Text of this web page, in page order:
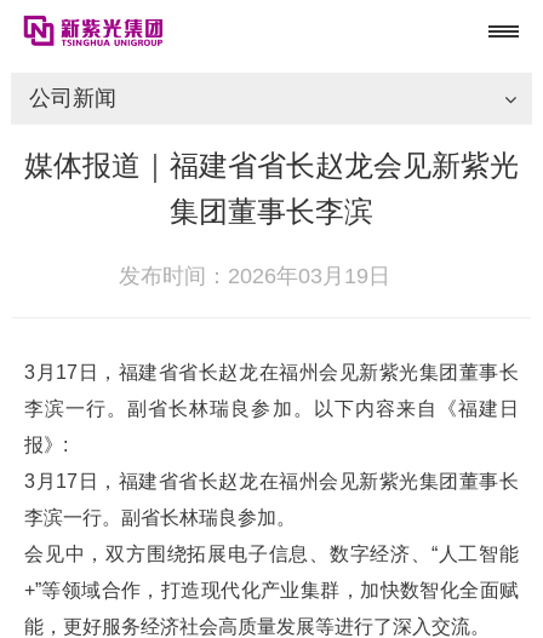
公司新闻
媒体报道｜福建省省长赵龙会见新紫光
集团董事长李滨
发布时间：2026年03月19日
3月17日，福建省省长赵龙在福州会见新紫光集团董事长
李滨一行。副省长林瑞良参加。以下内容来自《福建日
报》:
3月17日，福建省省长赵龙在福州会见新紫光集团董事长
李滨一行。副省长林瑞良参加。
会见中，双方围绕拓展电子信息、数字经济、“人工智能
+”等领域合作，打造现代化产业集群，加快数智化全面赋
能，更好服务经济社会高质量发展等进行了深入交流。